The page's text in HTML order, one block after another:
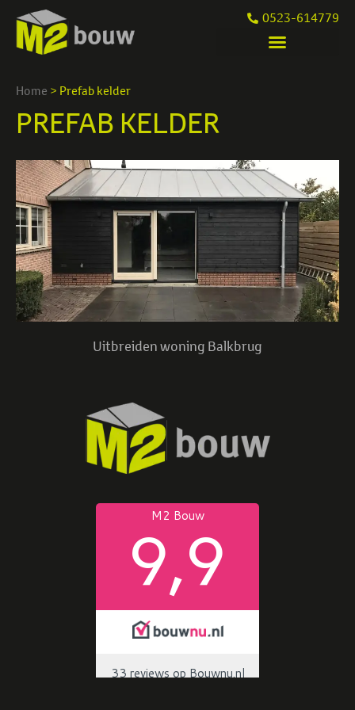
0523-614779
Home > Prefab kelder
PREFAB KELDER
Uitbreiden woning Balkbrug